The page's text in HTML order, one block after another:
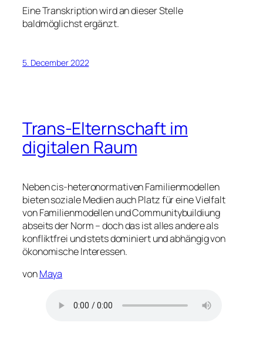
Eine Transkription wird an dieser Stelle
baldmöglichst ergänzt.
5. December 2022
Trans-Elternschaft im
digitalen Raum
Neben cis-heteronormativen Familienmodellen
bieten soziale Medien auch Platz für eine Vielfalt
von Familienmodellen und Communitybuildiung
abseits der Norm – doch das ist alles andere als
konfliktfrei und stets dominiert und abhängig von
ökonomische Interessen.
vonMaya